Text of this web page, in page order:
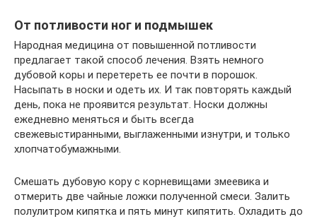
От потливости ног и подмышек
Народная медицина от повышенной потливости
предлагает такой способ лечения. Взять немного
дубовой коры и перетереть ее почти в порошок.
Насыпать в носки и одеть их. И так повторять каждый
день, пока не проявится результат. Носки должны
ежедневно меняться и быть всегда
свежевыстиранными, выглаженными изнутри, и только
хлопчатобумажными.
Смешать дубовую кору с корневищами змеевика и
отмерить две чайные ложки полученной смеси. Залить
полулитром кипятка и пять минут кипятить. Охладить до